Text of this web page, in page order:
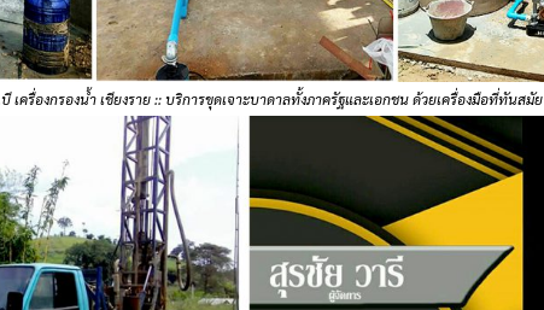
เครื่องกรองน้ำ เชียงราย :: บริการขุดเจาะบาดาลทั้งภาครัฐและเอกชน ด้วยเครื่องมือที่ทันสมัย